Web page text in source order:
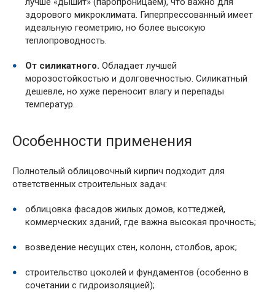
здорового микроклимата. Гиперпрессованный имеет
идеальную геометрию, но более высокую
теплопроводность.
От силикатного. Обладает лучшей
морозостойкостью и долговечностью. Силикатный
дешевле, но хуже переносит влагу и перепады
температур.
Особенности применения
Полнотелый облицовочный кирпич подходит для
ответственных строительных задач:
облицовка фасадов жилых домов, коттеджей,
коммерческих зданий, где важна высокая прочность;
возведение несущих стен, колонн, столбов, арок;
строительство цоколей и фундаментов (особенно в
сочетании с гидроизоляцией);